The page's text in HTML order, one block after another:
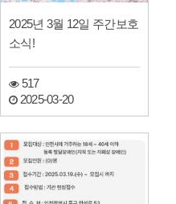
2025년 3월 12일 주간보호
소식!
517
2025-03-20